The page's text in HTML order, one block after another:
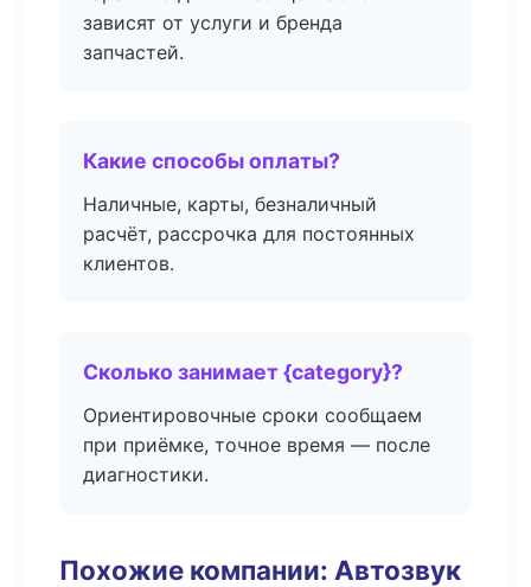
зависят от услуги и бренда
запчастей.
Какие способы оплаты?
Наличные, карты, безналичный
расчёт, рассрочка для постоянных
клиентов.
Сколько занимает {category}?
Ориентировочные сроки сообщаем
при приёмке, точное время — после
диагностики.
Похожие компании: Автозвук